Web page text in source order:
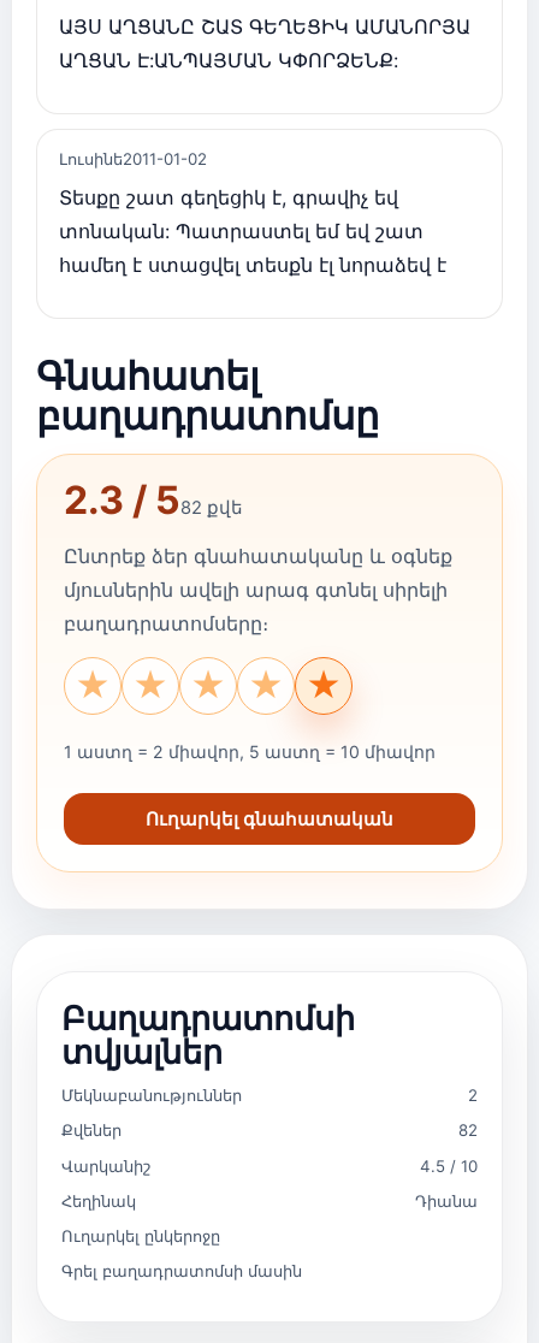
ԱՅՍ ԱՂՑԱՆԸ ՇԱՏ ԳԵՂԵՑԻԿ ԱՄԱՆՈՐՅԱ
ԱՂՑԱՆ Է:ԱՆՊԱՅՄԱՆ ԿՓՈՐՁԵՆՔ:
Լուսինե2011-01-02
Տեսքը շատ գեղեցիկ է, գրավիչ եվ
տոնական: Պատրաստել եմ եվ շատ
համեղ է ստացվել տեսքն էլ նորաձեվ է
Գնահատել
բաղադրատոմսը
2.3 / 582 քվե
Ընտրեք ձեր գնահատականը և օգնեք
մյուսներին ավելի արագ գտնել սիրելի
բաղադրատոմսերը։
★
★
★
★
★
1 աստղ = 2 միավոր, 5 աստղ = 10 միավոր
Ուղարկել գնահատական
Բաղադրատոմսի
տվյալներ
Մեկնաբանություններ
2
Քվեներ
82
Վարկանիշ
4.5 / 10
Հեղինակ
Դիանա
Ուղարկել ընկերոջը
Գրել բաղադրատոմսի մասին